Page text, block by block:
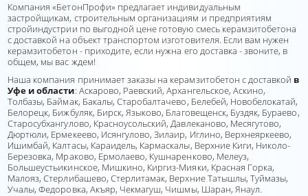
Компания «БетонПрофи» предлагает индивидуальным
застройщикам, строительным организациям и предприятиям
стройиндустрии по выгодной цене готовую смесь керамзитобетона
с доставкой на объект транспортом изготовителя. Если вам нужен
керамзитобетон - приходите, если нужна его доставка - звоните, в
общем, мы вас ждем!
Наша компания принимает заказы на керамзитобетон с доставкой в
Уфе и области: Аскарово, Раевский, Архангельское, Аскино,
Толбазы, Баймак, Бакалы, Старобалтачево, Белебей, Новобелокатай,
Белорецк, Бижбуляк, Бирск, Языково, Благовещенск, Буздяк, Бураево,
Старосубхангулово, Красноусольский, Давлеканово, Месягутово,
Дюртюли, Ермекеево, Исянгулово, Зилаир, Иглино, Верхнеяркеево,
Ишимбай, Калтасы, Караидель, Кармаскалы, Верхние Киги, Николо-
Березовка, Мраково, Ермолаево, Кушнаренково, Мелеуз,
Большеустьикинское, Мишкино, Киргиз-Мияки, Красная Горка,
Малояз, Стерлибашево, Стерлитамак, Верхние Татышлы, Туймазы,
Учалы, Федоровка, Акъяр, Чекмагуш, Чишмы, Шаран, Янаул.